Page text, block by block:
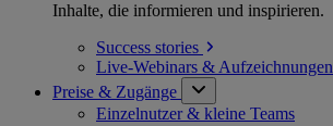
Inhalte, die informieren und inspirieren.
Success stories
Live-Webinars & Aufzeichnungen
Preise & Zugänge
Einzelnutzer & kleine Teams